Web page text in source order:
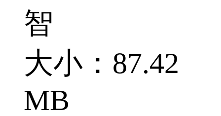
智
大小：87.42
MB